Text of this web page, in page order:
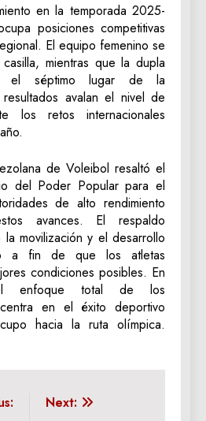
en la temporada 2025-
posiciones competitivas
El equipo femenino se
mientras que la dupla
el séptimo lugar de la
avalan el nivel de
los retos internacionales
de Voleibol resaltó el
del Poder Popular para el
de alto rendimiento
avances. El respaldo
la movilización y el desarrollo
a fin de que los atletas
condiciones posibles. En
enfoque total de los
en el éxito deportivo
hacia la ruta olímpica.
Next: